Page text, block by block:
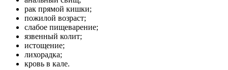
рак прямой кишки;
пожилой возраст;
слабое пищеварение;
язвенный колит;
истощение;
лихорадка;
кровь в кале.